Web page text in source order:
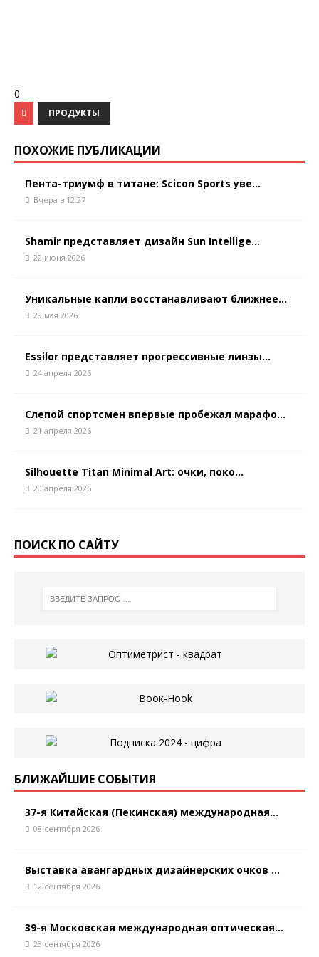
0
ПРОДУКТЫ
ПОХОЖИЕ ПУБЛИКАЦИИ
Пента-триумф в титане: Scicon Sports уве...
Вчера в 12:27
Shamir представляет дизайн Sun Intellige...
22 июня 2026
Уникальные капли восстанавливают ближнее...
29 мая 2026
Essilor представляет прогрессивные линзы...
24 апреля 2026
Слепой спортсмен впервые пробежал марафо...
21 апреля 2026
Silhouette Titan Minimal Art: очки, поко...
20 апреля 2026
ПОИСК ПО САЙТУ
БЛИЖАЙШИЕ СОБЫТИЯ
37-я Китайская (Пекинская) международная...
08 сентября 2026
Выставка авангардных дизайнерских очков ...
12 сентября 2026
39-я Московская международная оптическая...
23 сентября 2026